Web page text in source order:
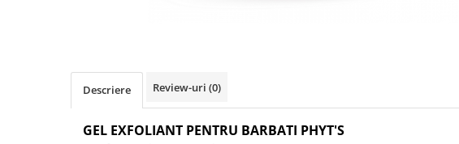
Descriere Review-uri (0)
GEL EXFOLIANT PENTRU BARBATI PHYT'S